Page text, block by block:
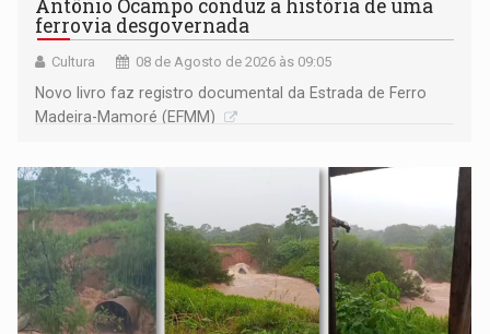
Antônio Ocampo conduz a história de uma
ferrovia desgovernada
Cultura 08 de Agosto de 2026 às 09:05
Novo livro faz registro documental da Estrada de Ferro
Madeira-Mamoré (EFMM)